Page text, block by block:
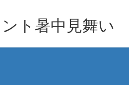
ト暑中見舞い